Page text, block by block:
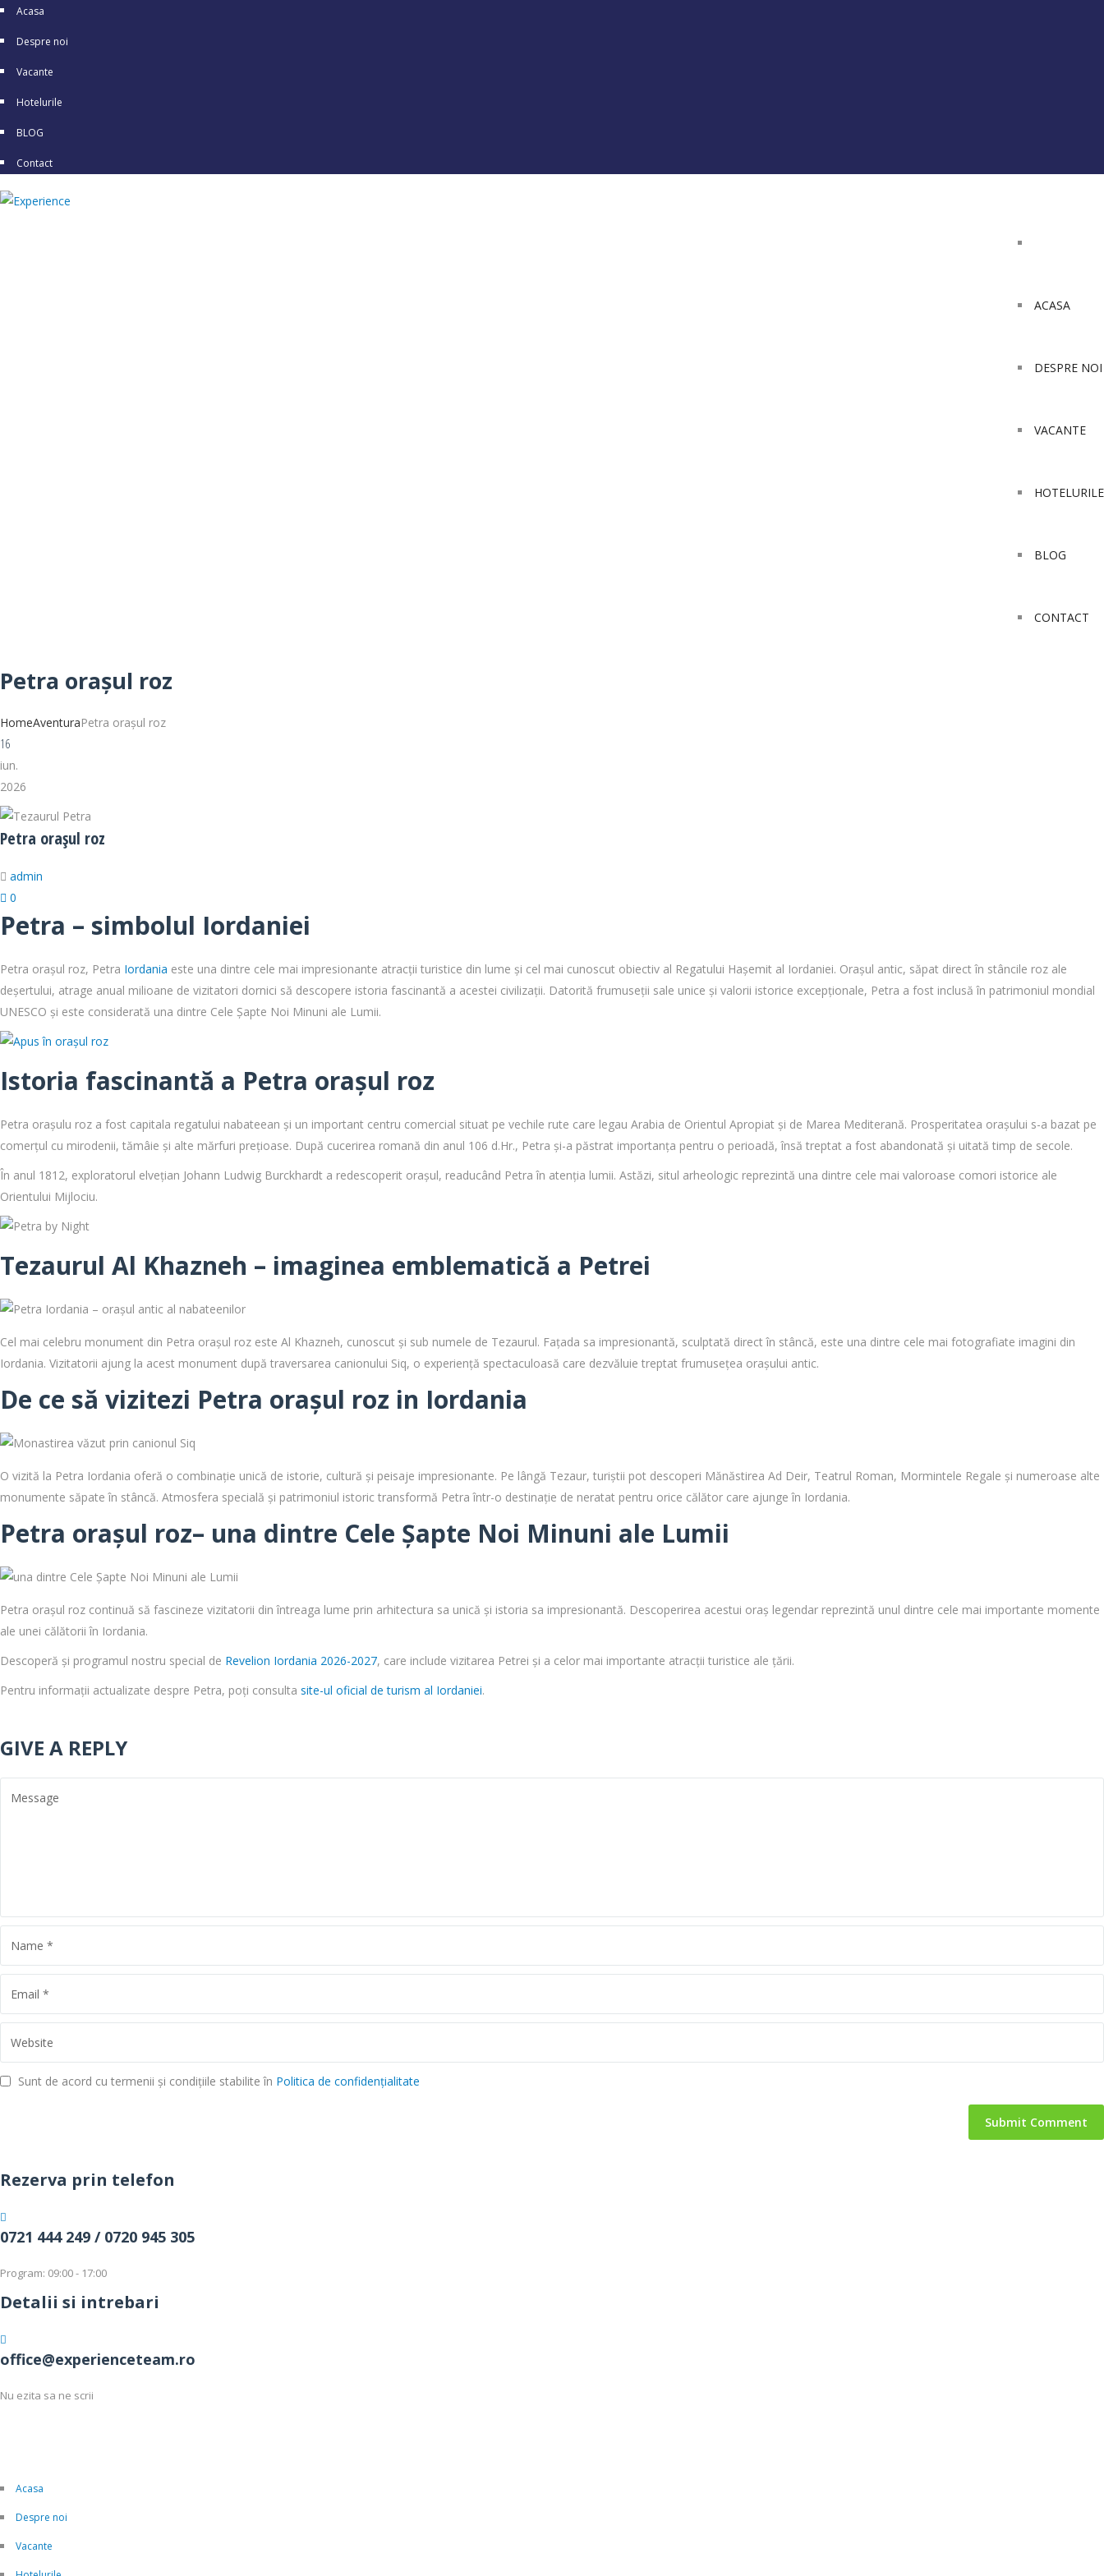
Acasa
Despre noi
Vacante
Hotelurile
BLOG
Contact
ACASA
DESPRE NOI
VACANTE
HOTELURILE
BLOG
CONTACT
Petra orașul roz
HomeAventuraPetra orașul roz
16
iun.
2026
Petra orașul roz
admin
0
Petra – simbolul Iordaniei
Petra orașul roz, Petra Iordania este una dintre cele mai impresionante atracții turistice din lume și cel mai cunoscut obiectiv al Regatului Hașemit al Iordaniei. Orașul antic, săpat direct în stâncile roz ale
deșertului, atrage anual milioane de vizitatori dornici să descopere istoria fascinantă a acestei civilizații. Datorită frumuseții sale unice și valorii istorice excepționale, Petra a fost inclusă în patrimoniul mondial
UNESCO și este considerată una dintre Cele Șapte Noi Minuni ale Lumii.
Istoria fascinantă a Petra orașul roz
Petra orașulu roz a fost capitala regatului nabateean și un important centru comercial situat pe vechile rute care legau Arabia de Orientul Apropiat și de Marea Mediterană. Prosperitatea orașului s-a bazat pe
comerțul cu mirodenii, tămâie și alte mărfuri prețioase. După cucerirea romană din anul 106 d.Hr., Petra și-a păstrat importanța pentru o perioadă, însă treptat a fost abandonată și uitată timp de secole.
În anul 1812, exploratorul elvețian Johann Ludwig Burckhardt a redescoperit orașul, readucând Petra în atenția lumii. Astăzi, situl arheologic reprezintă una dintre cele mai valoroase comori istorice ale
Orientului Mijlociu.
Tezaurul Al Khazneh – imaginea emblematică a Petrei
Cel mai celebru monument din Petra orașul roz este Al Khazneh, cunoscut și sub numele de Tezaurul. Fațada sa impresionantă, sculptată direct în stâncă, este una dintre cele mai fotografiate imagini din
Iordania. Vizitatorii ajung la acest monument după traversarea canionului Siq, o experiență spectaculoasă care dezvăluie treptat frumusețea orașului antic.
De ce să vizitezi Petra orașul roz in Iordania
O vizită la Petra Iordania oferă o combinație unică de istorie, cultură și peisaje impresionante. Pe lângă Tezaur, turiștii pot descoperi Mănăstirea Ad Deir, Teatrul Roman, Mormintele Regale și numeroase alte
monumente săpate în stâncă. Atmosfera specială și patrimoniul istoric transformă Petra într-o destinație de neratat pentru orice călător care ajunge în Iordania.
Petra orașul roz– una dintre Cele Șapte Noi Minuni ale Lumii
Petra orașul roz continuă să fascineze vizitatorii din întreaga lume prin arhitectura sa unică și istoria sa impresionantă. Descoperirea acestui oraș legendar reprezintă unul dintre cele mai importante momente
ale unei călătorii în Iordania.
Descoperă și programul nostru special de Revelion Iordania 2026-2027, care include vizitarea Petrei și a celor mai importante atracții turistice ale țării.
Pentru informații actualizate despre Petra, poți consulta site-ul oficial de turism al Iordaniei.
GIVE A REPLY
Sunt de acord cu termenii și condițiile stabilite în Politica de confidențialitate
Rezerva prin telefon
0721 444 249 / 0720 945 305
Program: 09:00 - 17:00
Detalii si intrebari
office@experienceteam.ro
Nu ezita sa ne scrii
Acasa
Despre noi
Vacante